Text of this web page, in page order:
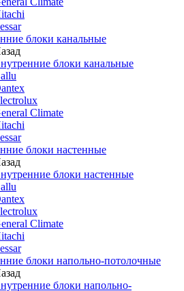
блоки канальные
блоки канальные
Climate
блоки настенные
блоки настенные
Climate
блоки напольно-потолочные
блоки напольно-